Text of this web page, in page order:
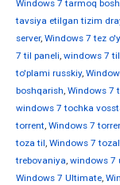
Windows 7 tarmoq
tavsiya etilgan tizim
server, Windows 7 tez
7 til paneli, windows 7
to'plami russkiy,
boshqarish, Windows 7
windows 7 tochka
torrent, Windows 7
toza til, Windows 7
trebovaniya, windows 7
Windows 7 Ultimate,